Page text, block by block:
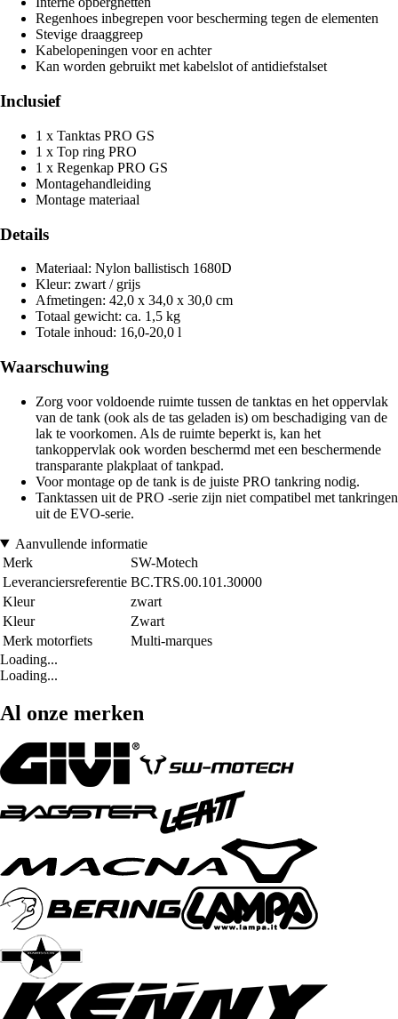
Regenhoes inbegrepen voor bescherming tegen de elementen
Stevige draaggreep
Kabelopeningen voor en achter
Kan worden gebruikt met kabelslot of antidiefstalset
Inclusief
1 x Tanktas PRO GS
1 x Top ring PRO
1 x Regenkap PRO GS
Montagehandleiding
Montage materiaal
Details
Materiaal: Nylon ballistisch 1680D
Kleur: zwart / grijs
Afmetingen: 42,0 x 34,0 x 30,0 cm
Totaal gewicht: ca. 1,5 kg
Totale inhoud: 16,0-20,0 l
Waarschuwing
Zorg voor voldoende ruimte tussen de tanktas en het oppervlak
van de tank (ook als de tas geladen is) om beschadiging van de
lak te voorkomen. Als de ruimte beperkt is, kan het
tankoppervlak ook worden beschermd met een beschermende
transparante plakplaat of tankpad.
Voor montage op de tank is de juiste PRO tankring nodig.
Tanktassen uit de PRO -serie zijn niet compatibel met tankringen
uit de EVO-serie.
Aanvullende informatie
Merk
SW-Motech
Leveranciersreferentie BC.TRS.00.101.30000
Kleur
zwart
Kleur
Zwart
Merk motorfiets
Multi-marques
Loading...
Loading...
Al onze merken